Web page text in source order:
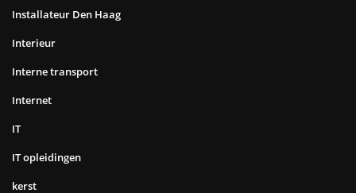
Installateur Den Haag
Interieur
Interne transport
Internet
IT
IT opleidingen
kerst